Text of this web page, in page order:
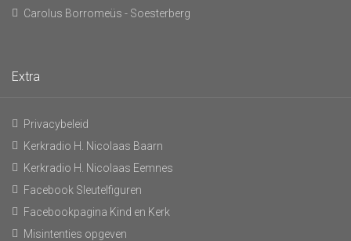
Carolus Borromeüs - Soesterberg
Extra
Privacybeleid
Kerkradio H. Nicolaas Baarn
Kerkradio H. Nicolaas Eemnes
Facebook Sleutelfiguren
Facebookpagina Kind en Kerk
Misintenties opgeven